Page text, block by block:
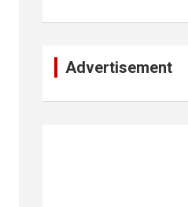
Advertisement